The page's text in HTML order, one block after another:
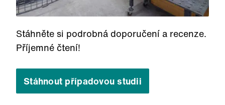
Stáhněte si podrobná doporučení a recenze.
Příjemné čtení!
Stáhnout případovou studii